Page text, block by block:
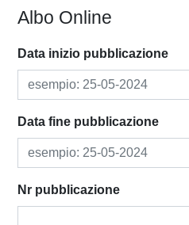
Albo Online
Data inizio pubblicazione
Data fine pubblicazione
Nr pubblicazione